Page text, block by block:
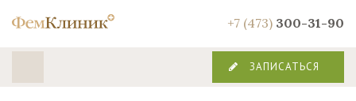
+7 (473) 300-31-90
ЗАПИСАТЬСЯ